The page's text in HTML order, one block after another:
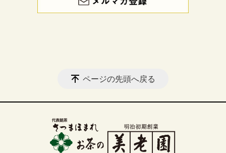
ページの先頭へ戻る